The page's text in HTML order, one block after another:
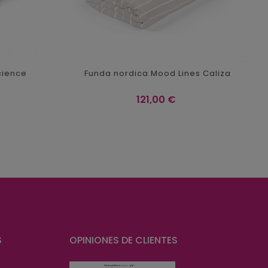
Funda nordica Mood Lines Caliza
Precio
121,00 €
OPINIONES DE CLIENTES